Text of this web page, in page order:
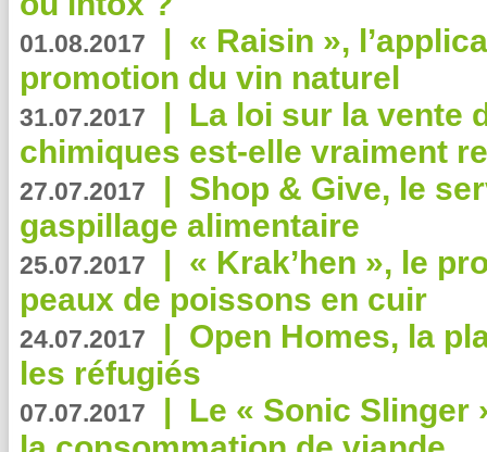
01.08.2017 | « Raisin »,
promotion du vin naturel
31.07.2017 | La loi sur la vente
chimiques est-elle vraiment
27.07.2017 | Shop & Give, le
gaspillage alimentaire
25.07.2017 | « Krak’hen », le
peaux de poissons en cuir
24.07.2017 | Open Homes, la
les réfugiés
07.07.2017 | Le « Sonic Slinger